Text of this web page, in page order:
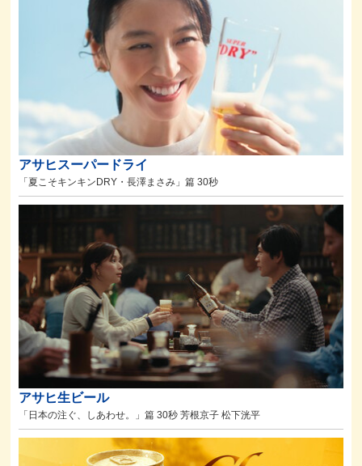
アサヒスーパードライ
「夏こそキンキンDRY・長澤まさみ」篇 30秒
アサヒ生ビール
「日本の注ぐ、しあわせ。」篇 30秒 芳根京子 松下洸平